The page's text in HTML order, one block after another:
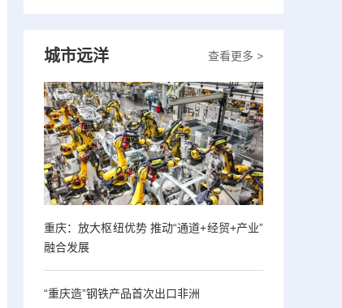
查看更多 >
城市远洋
重庆：放大枢纽优势 推动“通道+经贸+产业”
融合发展
“重庆造”钢铁产品首次出口非洲